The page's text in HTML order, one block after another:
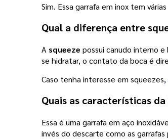
Sim. Essa garrafa em inox tem
Qual a diferença entre
A squeeze possui canudo interno
se hidratar, o contato da boca é
Caso tenha interesse em squeezes,
Quais as características da
Essa é uma garrafa em aço
invés do descarte como as